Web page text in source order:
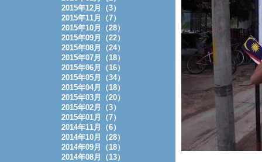
2015年12月（3）
2015年11月（7）
2015年10月（28）
2015年09月（22）
2015年08月（24）
2015年07月（18）
2015年06月（16）
2015年05月（34）
2015年04月（18）
2015年03月（20）
2015年02月（3）
2015年01月（7）
2014年11月（6）
2014年10月（28）
2014年09月（18）
2014年08月（13）